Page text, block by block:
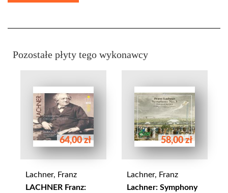
Pozostałe płyty tego wykonawcy
64,00 zł
Lachner, Franz
LACHNER Franz:
58,00 zł
Lachner, Franz
Lachner: Symphony